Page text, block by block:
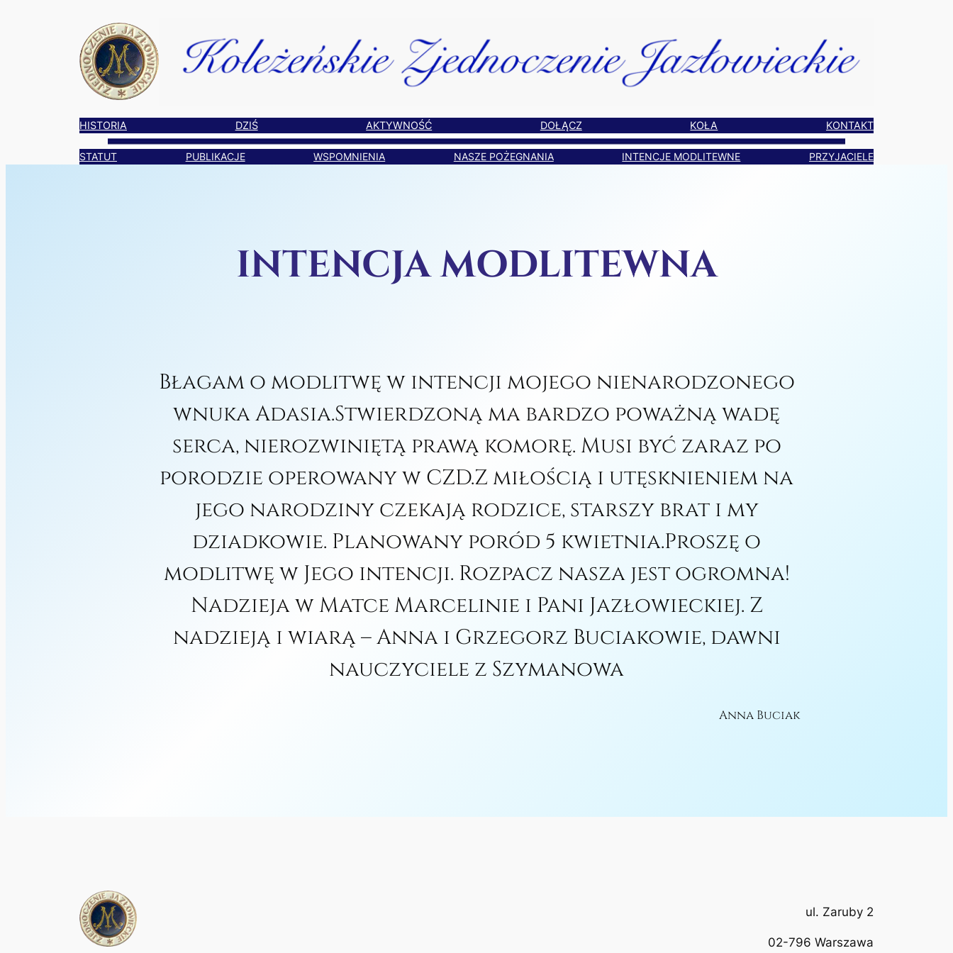
HISTORIA DZIŚ AKTYWNOŚĆ DOŁĄCZ KOŁA KONTAKT
STATUT PUBLIKACJE WSPOMNIENIA NASZE POŻEGNANIA INTENCJE MODLITEWNE PRZYJACIELE
INTENCJA MODLITEWNA
Błagam o modlitwę w intencji mojego nienarodzonego
wnuka Adasia.Stwierdzoną ma bardzo poważną wadę
serca, nierozwiniętą prawą komorę. Musi być zaraz po
porodzie operowany w CZD.Z miłością i utęsknieniem na
jego narodziny czekają rodzice, starszy brat i my
dziadkowie. Planowany poród 5 kwietnia.Proszę o
modlitwę w Jego intencji. Rozpacz nasza jest ogromna!
Nadzieja w Matce Marcelinie i Pani Jazłowieckiej. Z
nadzieją i wiarą – Anna i Grzegorz Buciakowie, dawni
nauczyciele z Szymanowa
Anna Buciak
ul. Zaruby 2
02-796 Warszawa